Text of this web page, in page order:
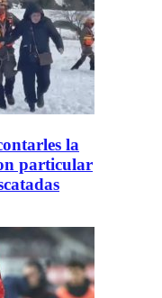
la
particular